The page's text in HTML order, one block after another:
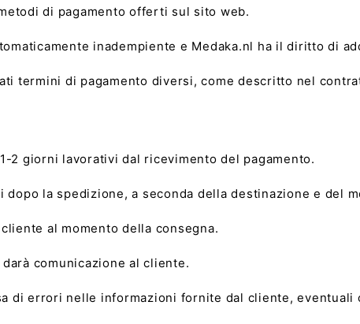
di pagamento offerti sul sito web.
inadempiente e Medaka.nl ha il diritto di
termini di pagamento diversi, come descritto nel
2 giorni lavorativi dal ricevimento del pagamento.
la spedizione, a seconda della destinazione e del
al momento della consegna.
comunicazione al cliente.
di errori nelle informazioni fornite dal cliente,